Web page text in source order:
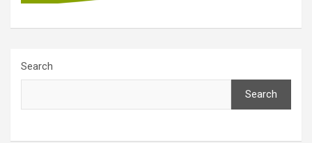
Search
Search